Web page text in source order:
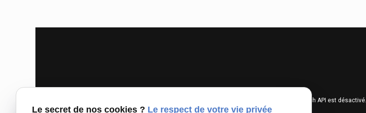
Google Maps Search API est désactivé.
Le secret de nos cookies ? Le respect de votre vie privée